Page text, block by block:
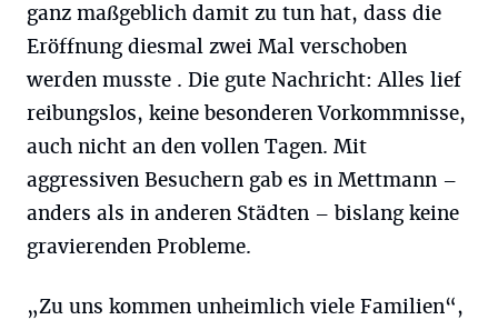
ganz maßgeblich damit zu tun hat, dass die
Eröffnung diesmal zwei Mal verschoben
werden musste . Die gute Nachricht: Alles lief
reibungslos, keine besonderen Vorkommnisse,
auch nicht an den vollen Tagen. Mit
aggressiven Besuchern gab es in Mettmann –
anders als in anderen Städten – bislang keine
gravierenden Probleme.
„Zu uns kommen unheimlich viele Familien“,